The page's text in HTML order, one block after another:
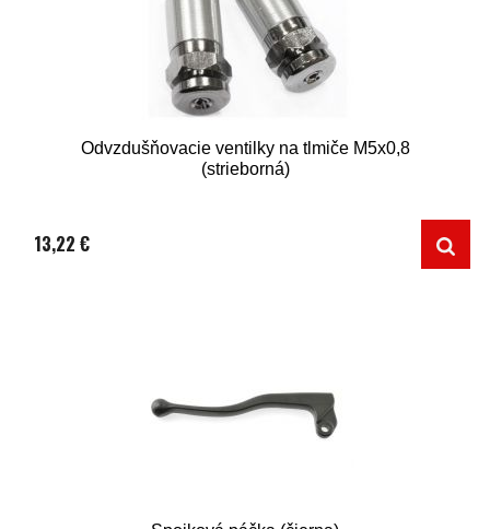
Odvzdušňovacie ventilky na tlmiče M5x0,8
(strieborná)
13,22 €